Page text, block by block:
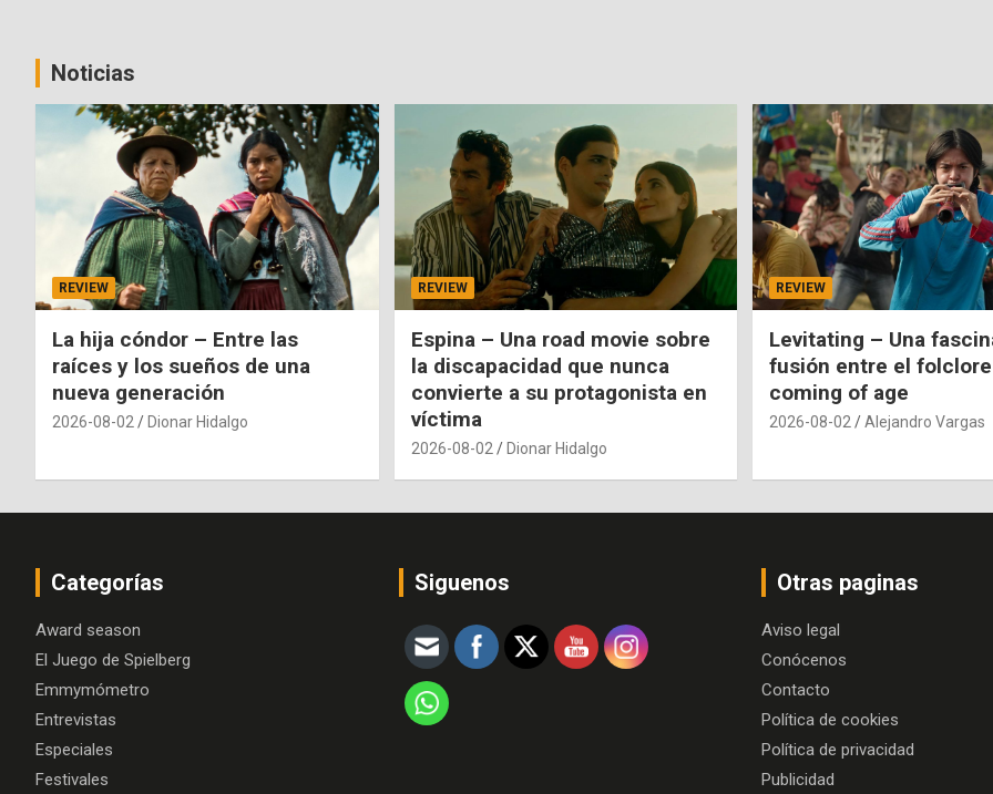
Noticias
REVIEW
La hija cóndor – Entre las
raíces y los sueños de una
nueva generación
2026-08-02 Dionar Hidalgo
REVIEW
Espina – Una road movie sobre
la discapacidad que nunca
convierte a su protagonista en
víctima
2026-08-02 Dionar Hidalgo
REVIEW
Levitating – Una
fusión entre el
coming of age
2026-08-02 Alejandro Vargas
Categorías
Award season
El Juego de Spielberg
Emmymómetro
Entrevistas
Especiales
Festivales
Siguenos Otras paginas
Aviso legal
Conócenos
Contacto
Política de cookies
Política de privacidad
Publicidad